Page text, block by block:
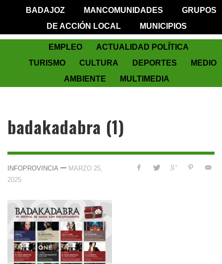
BADAJOZ
MANCOMUNIDADES
GRUPOS
DE ACCIÓN LOCAL
MUNICIPIOS
EMPLEO
ACTUALIDAD POLÍTICA
TURISMO
CULTURA DEPORTES
MEDIO
AMBIENTE
MULTIMEDIA
badakadabra (1)
INFOPROVINCIA — MARZO 25,
2025